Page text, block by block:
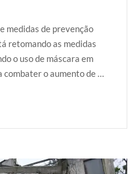
medidas de prevenção
retomando as medidas
o uso de máscara em
combater o aumento de …